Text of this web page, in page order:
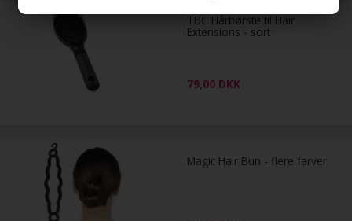
TBC Hårbørste til Hair
Extensions - sort
79,00 DKK
Magic Hair Bun - flere farver